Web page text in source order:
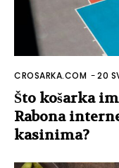
CROSARKA.COM -20
Što košarka
Rabona
kasinima?